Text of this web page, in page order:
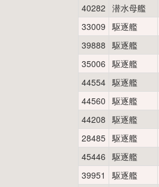
40282 潜水母艦
33009 駆逐艦
39888 駆逐艦
35006 駆逐艦
44554 駆逐艦
44560 駆逐艦
44208 駆逐艦
28485 駆逐艦
45446 駆逐艦
39951
駆逐艦